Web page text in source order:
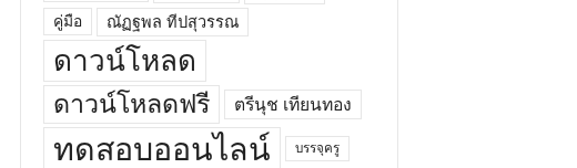
คู่มือ ณัฏฐพล ทีปสุวรรณ
ดาวน์โหลด
ดาวน์โหลดฟรี ตรีนุช เทียนทอง
ทดสอบออนไลน์ บรรจุครู